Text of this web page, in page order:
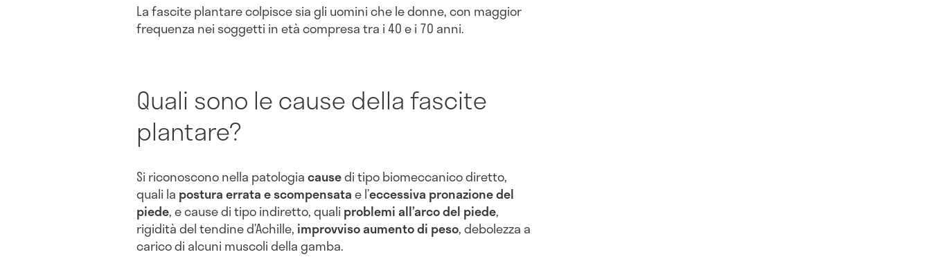
La fascite plantare colpisce sia gli uomini che le donne, con maggior
frequenza nei soggetti in età compresa tra i 40 e i 70 anni.
Quali sono le cause della fascite
plantare?
Si riconoscono nella patologiacausedi tipo biomeccanico diretto,
quali la postura errata e scompensatae l’eccessiva pronazione del
piede, e cause di tipo indiretto, quali problemi all’arco del piede,
rigidità del tendine d’Achille, improvviso aumento di peso, debolezza a
carico di alcuni muscoli della gamba.